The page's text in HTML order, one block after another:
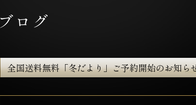
ブログ
全国送料無料「冬だより」ご予約開始のお知ら